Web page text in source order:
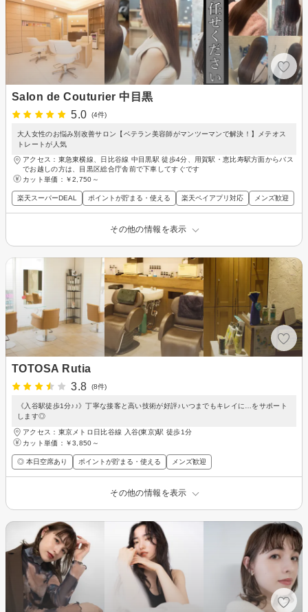
Salon de Couturier 中目黒
5.0
(4件)
大人女性のお悩み別改善サロン【ベテラン美容師がマンツーマンで解決！】メテオス
トレートが人気
アクセス：東急東横線、日比谷線 中目黒駅 徒歩4分、用賀駅・恵比寿駅方面からバス
でお越しの方は、目黒区総合庁舎前で下車してすぐです
カット単価： ￥2,750～
楽天スーパーDEAL ポイントが貯まる・使える 楽天ペイアプリ対応 メンズ歓迎
その他の情報を表示
TOTOSA Rutia
3.8
(8件)
《入谷駅徒歩1分♪♪》丁寧な接客と高い技術が好評♪いつまでもキレイに…をサポート
します◎
アクセス：東京メトロ日比谷線 入谷(東京)駅 徒歩1分
カット単価： ￥3,850～
◎ 本日空席あり ポイントが貯まる・使える メンズ歓迎
その他の情報を表示